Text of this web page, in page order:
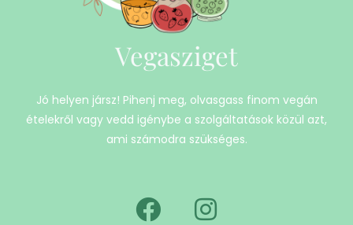
Vegasziget
Jó helyen jársz! Pihenj meg, olvasgass finom vegán
ételekről vagy vedd igénybe a szolgáltatások közül azt,
ami számodra szükséges.